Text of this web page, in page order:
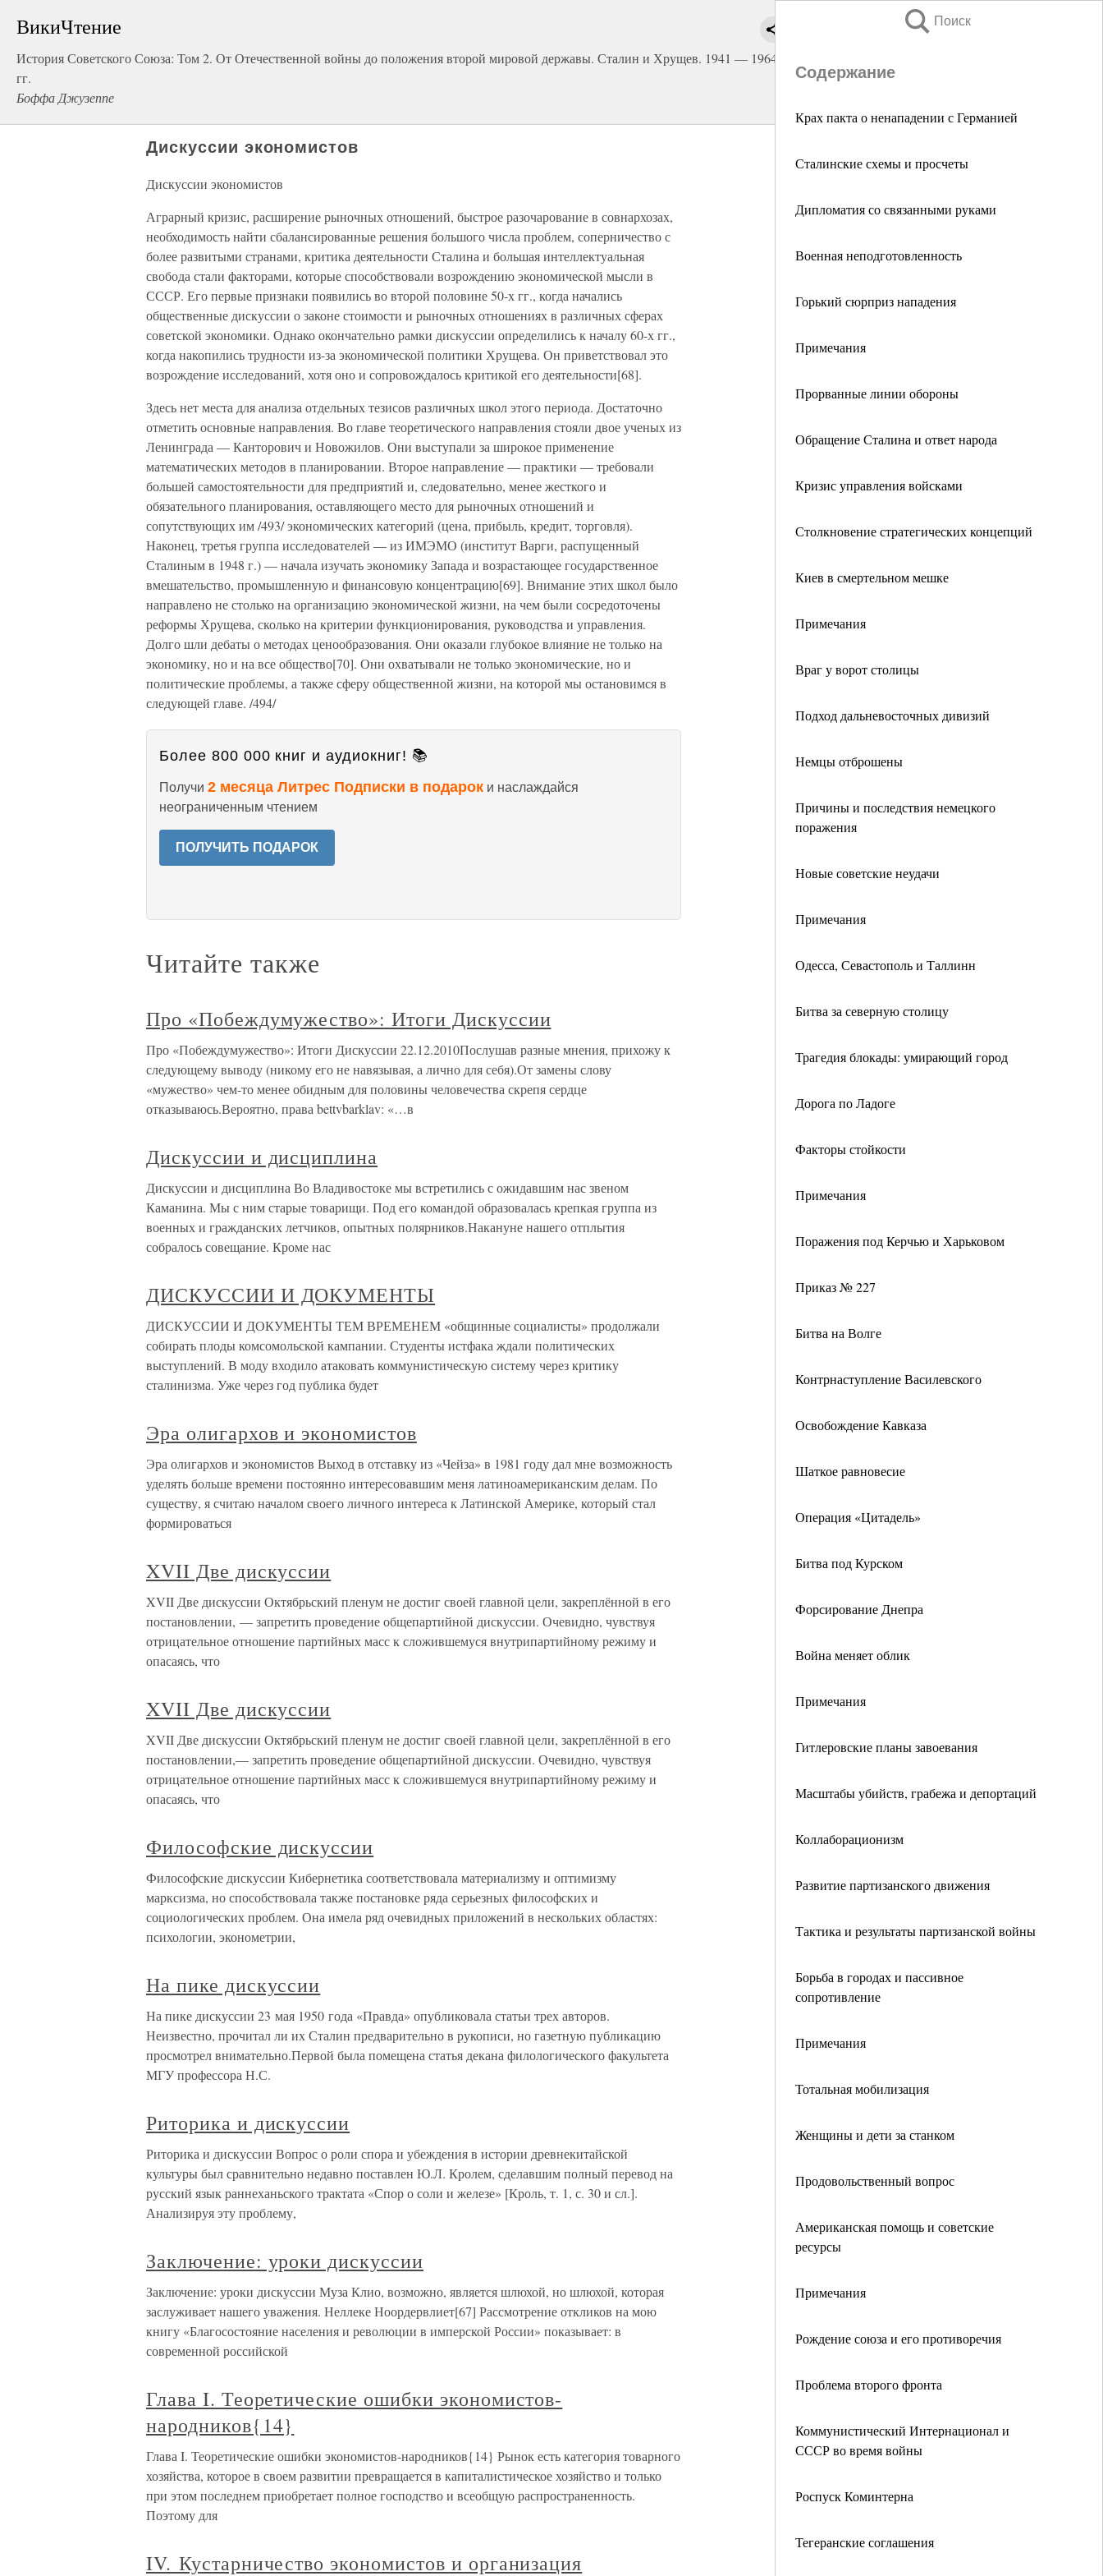
ВикиЧтение
История Советского Союза: Том 2. От Отечественной войны до положения второй мировой державы. Сталин и Хрущев. 1941 — 1964
гг.
Боффа Джузеппе
Поиск
Содержание
Крах пакта о ненападении с Германией
Сталинские схемы и просчеты
Дипломатия со связанными руками
Военная неподготовленность
Горький сюрприз нападения
Примечания
Прорванные линии обороны
Обращение Сталина и ответ народа
Кризис управления войсками
Столкновение стратегических концепций
Киев в смертельном мешке
Примечания
Враг у ворот столицы
Подход дальневосточных дивизий
Немцы отброшены
Причины и последствия немецкого
поражения
Новые советские неудачи
Примечания
Одесса, Севастополь и Таллинн
Битва за северную столицу
Трагедия блокады: умирающий город
Дорога по Ладоге
Факторы стойкости
Примечания
Поражения под Керчью и Харьковом
Приказ № 227
Битва на Волге
Контрнаступление Василевского
Освобождение Кавказа
Шаткое равновесие
Операция «Цитадель»
Битва под Курском
Форсирование Днепра
Война меняет облик
Примечания
Гитлеровские планы завоевания
Масштабы убийств, грабежа и депортаций
Коллаборационизм
Развитие партизанского движения
Тактика и результаты партизанской войны
Борьба в городах и пассивное
сопротивление
Примечания
Тотальная мобилизация
Женщины и дети за станком
Продовольственный вопрос
Американская помощь и советские
ресурсы
Примечания
Рождение союза и его противоречия
Проблема второго фронта
Коммунистический Интернационал и
СССР во время войны
Роспуск Коминтерна
Тегеранские соглашения
Дискуссии экономистов
Дискуссии экономистов
Аграрный кризис, расширение рыночных отношений, быстрое разочарование в совнархозах,
необходимость найти сбалансированные решения большого числа проблем, соперничество с
более развитыми странами, критика деятельности Сталина и большая интеллектуальная
свобода стали факторами, которые способствовали возрождению экономической мысли в
СССР. Его первые признаки появились во второй половине 50-х гг., когда начались
общественные дискуссии о законе стоимости и рыночных отношениях в различных сферах
советской экономики. Однако окончательно рамки дискуссии определились к началу 60-х гг.,
когда накопились трудности из-за экономической политики Хрущева. Он приветствовал это
возрождение исследований, хотя оно и сопровождалось критикой его деятельности[68].
Здесь нет места для анализа отдельных тезисов различных школ этого периода. Достаточно
отметить основные направления. Во главе теоретического направления стояли двое ученых из
Ленинграда — Канторович и Новожилов. Они выступали за широкое применение
математических методов в планировании. Второе направление — практики — требовали
большей самостоятельности для предприятий и, следовательно, менее жесткого и
обязательного планирования, оставляющего место для рыночных отношений и
сопутствующих им /493/ экономических категорий (цена, прибыль, кредит, торговля).
Наконец, третья группа исследователей — из ИМЭМО (институт Варги, распущенный
Сталиным в 1948 г.) — начала изучать экономику Запада и возрастающее государственное
вмешательство, промышленную и финансовую концентрацию[69]. Внимание этих школ было
направлено не столько на организацию экономической жизни, на чем были сосредоточены
реформы Хрущева, сколько на критерии функционирования, руководства и управления.
Долго шли дебаты о методах ценообразования. Они оказали глубокое влияние не только на
экономику, но и на все общество[70]. Они охватывали не только экономические, но и
политические проблемы, а также сферу общественной жизни, на которой мы остановимся в
следующей главе. /494/
Более 800 000 книг и аудиокниг! 📚
Получи 2 месяца Литрес Подписки в подарок и наслаждайся
неограниченным чтением
ПОЛУЧИТЬ ПОДАРОК
Читайте также
Про «Побеждумужество»: Итоги Дискуссии
Про «Побеждумужество»: Итоги Дискуссии 22.12.2010Послушав разные мнения, прихожу к
следующему выводу (никому его не навязывая, а лично для себя).От замены слову
«мужество» чем-то менее обидным для половины человечества скрепя сердце
отказываюсь.Вероятно, права bettvbarklav: «…в
Дискуссии и дисциплина
Дискуссии и дисциплина Во Владивостоке мы встретились с ожидавшим нас звеном
Каманина. Мы с ним старые товарищи. Под его командой образовалась крепкая группа из
военных и гражданских летчиков, опытных полярников.Накануне нашего отплытия
собралось совещание. Кроме нас
ДИСКУССИИ И ДОКУМЕНТЫ
ДИСКУССИИ И ДОКУМЕНТЫ ТЕМ ВРЕМЕНЕМ «общинные социалисты» продолжали
собирать плоды комсомольской кампании. Студенты истфака ждали политических
выступлений. В моду входило атаковать коммунистическую систему через критику
сталинизма. Уже через год публика будет
Эра олигархов и экономистов
Эра олигархов и экономистов Выход в отставку из «Чейза» в 1981 году дал мне возможность
уделять больше времени постоянно интересовавшим меня латиноамериканским делам. По
существу, я считаю началом своего личного интереса к Латинской Америке, который стал
формироваться
XVII Две дискуссии
XVII Две дискуссии Октябрьский пленум не достиг своей главной цели, закреплённой в его
постановлении, — запретить проведение общепартийной дискуссии. Очевидно, чувствуя
отрицательное отношение партийных масс к сложившемуся внутрипартийному режиму и
опасаясь, что
XVII Две дискуссии
XVII Две дискуссии Октябрьский пленум не достиг своей главной цели, закреплённой в его
постановлении,— запретить проведение общепартийной дискуссии. Очевидно, чувствуя
отрицательное отношение партийных масс к сложившемуся внутрипартийному режиму и
опасаясь, что
Философские дискуссии
Философские дискуссии Кибернетика соответствовала материализму и оптимизму
марксизма, но способствовала также постановке ряда серьезных философских и
социологических проблем. Она имела ряд очевидных приложений в нескольких областях:
психологии, эконометрии,
На пике дискуссии
На пике дискуссии 23 мая 1950 года «Правда» опубликовала статьи трех авторов.
Неизвестно, прочитал ли их Сталин предварительно в рукописи, но газетную публикацию
просмотрел внимательно.Первой была помещена статья декана филологического факультета
МГУ профессора Н.С.
Риторика и дискуссии
Риторика и дискуссии Вопрос о роли спора и убеждения в истории древнекитайской
культуры был сравнительно недавно поставлен Ю.Л. Кролем, сделавшим полный перевод на
русский язык раннеханьского трактата «Спор о соли и железе» [Кроль, т. 1, с. 30 и сл.].
Анализируя эту проблему,
Заключение: уроки дискуссии
Заключение: уроки дискуссии Муза Клио, возможно, является шлюхой, но шлюхой, которая
заслуживает нашего уважения. Неллеке Ноордервлиет[67] Рассмотрение откликов на мою
книгу «Благосостояние населения и революции в имперской России» показывает: в
современной российской
Глава I. Теоретические ошибки экономистов-
народников{14}
Глава I. Теоретические ошибки экономистов-народников{14} Рынок есть категория товарного
хозяйства, которое в своем развитии превращается в капиталистическое хозяйство и только
при этом последнем приобретает полное господство и всеобщую распространенность.
Поэтому для
IV. Кустарничество экономистов и организация